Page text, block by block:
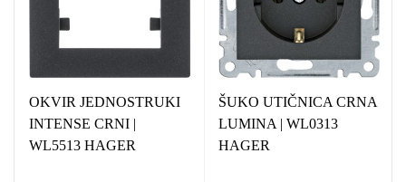
OKVIR JEDNOSTRUKI
INTENSE CRNI |
WL5513 HAGER
ŠUKO UTIČNICA CRNA
LUMINA | WL0313
HAGER